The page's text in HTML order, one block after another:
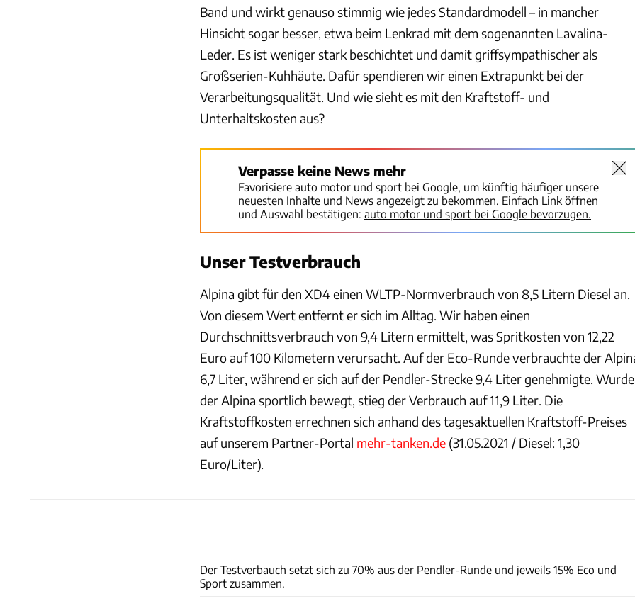
Band und wirkt genauso stimmig wie jedes Standardmodell – in mancher
Hinsicht sogar besser, etwa beim Lenkrad mit dem sogenannten Lavalina-
Leder. Es ist weniger stark beschichtet und damit griffsympathischer als
Großserien-Kuhhäute. Dafür spendieren wir einen Extrapunkt bei der
Verarbeitungsqualität. Und wie sieht es mit den Kraftstoff- und
Unterhaltskosten aus?
Verpasse keine News mehr
Favorisiere auto motor und sport bei Google, um künftig häufiger unsere
neuesten Inhalte und News angezeigt zu bekommen. Einfach Link öffnen
und Auswahl bestätigen: auto motor und sport bei Google bevorzugen.
Unser Testverbrauch
Alpina gibt für den XD4einen WLTP-Normverbrauch von 8,5 Litern Diesel an.
Von diesem Wert entfernt er sich im Alltag. Wir haben einen
Durchschnittsverbrauch von 9,4 Litern ermittelt, was Spritkosten von 12,22
Euro auf 100 Kilometern verursacht. Auf der Eco-Runde verbrauchte der
6,7 Liter, während er sich auf der Pendler-Strecke 9,4 Liter genehmigte. Wurde
der Alpina sportlich bewegt, stieg der Verbrauch auf 11,9 Liter. Die
Kraftstoffkosten errechnen sich anhand des tagesaktuellen Kraftstoff-Preises
auf unserem Partner-Portal mehr-tanken.de (31.05.2021 / Diesel: 1,30
Euro/Liter).
Der Testverbauch setzt sich zu 70% aus der Pendler-Runde und jeweils 15% Eco und
Sport zusammen.